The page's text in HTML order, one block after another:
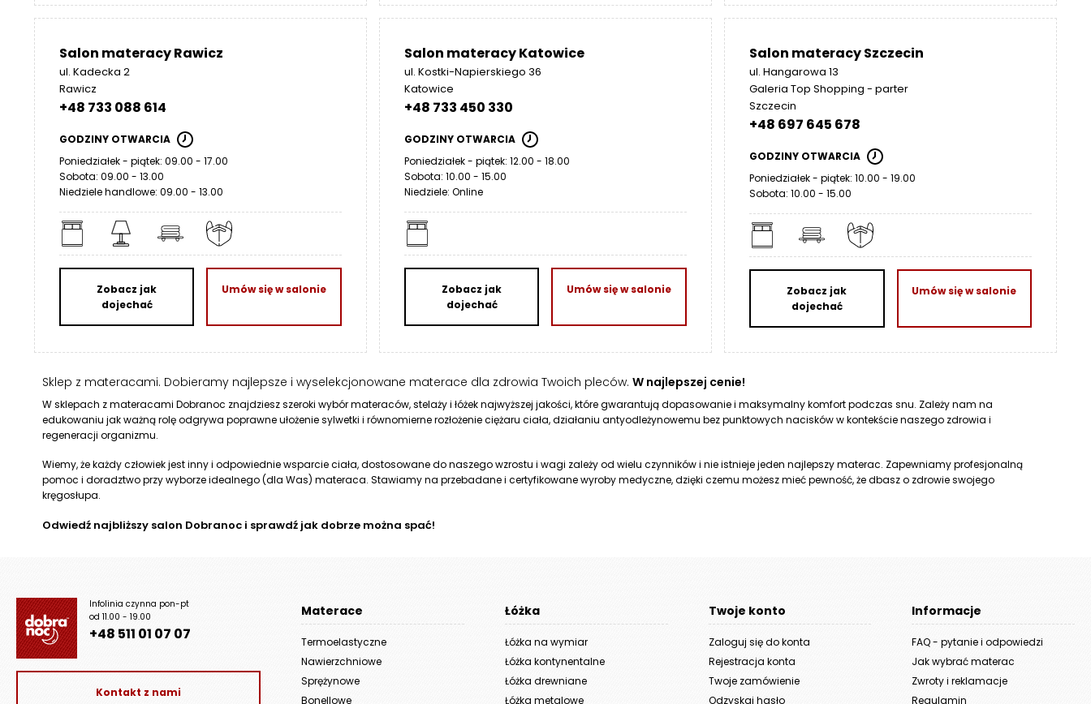
Salon materacy Rawicz
ul. Kadecka 2
Rawicz
+48 733 088 614
GODZINY OTWARCIA
Poniedziałek - piątek: 09.00 - 17.00
Sobota: 09.00 - 13.00
Niedziele handlowe: 09.00 - 13.00
Zobacz jak
dojechać
Umów się w salonie
Salon materacy Katowice
ul. Kostki-Napierskiego 36
Katowice
+48 733 450 330
GODZINY OTWARCIA
Poniedziałek - piątek: 12.00 - 18.00
Sobota: 10.00 - 15.00
Niedziele: Online
Zobacz jak
dojechać
Umów się w salonie
Salon materacy Szczecin
ul. Hangarowa 13
Galeria Top Shopping - parter
Szczecin
+48 697 645 678
GODZINY OTWARCIA
Poniedziałek - piątek: 10.00 - 19.00
Sobota: 10.00 - 15.00
Zobacz jak
dojechać
Umów się w salonie
Sklep z materacami. Dobieramy najlepsze i wyselekcjonowane materace dla zdrowia Twoich pleców. W najlepszej cenie!
W sklepach z materacami Dobranoc znajdziesz szeroki wybór materaców, stelaży i łóżek najwyższej jakości, które gwarantują dopasowanie i maksymalny komfort podczas snu. Zależy nam na
edukowaniu jak ważną rolę odgrywa poprawne ułożenie sylwetki i równomierne rozłożenie ciężaru ciała, działaniu antyodleżynowemu bez punktowych nacisków w kontekście naszego zdrowia i
regeneracji organizmu.
Wiemy, że każdy człowiek jest inny i odpowiednie wsparcie ciała, dostosowane do naszego wzrostu i wagi zależy od wielu czynników i nie istnieje jeden najlepszy materac. Zapewniamy profesjonalną
pomoc i doradztwo przy wyborze idealnego (dla Was) materaca. Stawiamy na przebadane i certyfikowane wyroby medyczne, dzięki czemu możesz mieć pewność, że dbasz o zdrowie swojego
kręgosłupa.
Odwiedź najbliższy salon Dobranoc i sprawdź jak dobrze można spać!
Infolinia czynna pon-pt
od 11.00 - 19.00
+48 511 01 07 07
Kontakt z nami
Materace
Termoelastyczne
Nawierzchniowe
Sprężynowe
Bonellowe
Łóżka
Łóżka na wymiar
Łóżka kontynentalne
Łóżka drewniane
Łóżka metalowe
Twoje konto
Zaloguj się do konta
Rejestracja konta
Twoje zamówienie
Odzyskaj hasło
Informacje
FAQ - pytanie i odpowiedzi
Jak wybrać materac
Zwroty i reklamacje
Regulamin